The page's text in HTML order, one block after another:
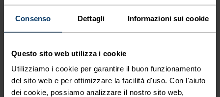
Consenso Dettagli Informazioni sui cookie
Questo sito web utilizza i cookie
Utilizziamo i cookie per garantire il buon funzionamento
del sito web e per ottimizzare la facilità d'uso. Con l'aiuto
dei cookie, possiamo analizzare il nostro sito web,
GODITI OGNI ISTANTE.
Capi tecnici leggeri e impermeabili per vivere il
momento e dimenticare il resto.